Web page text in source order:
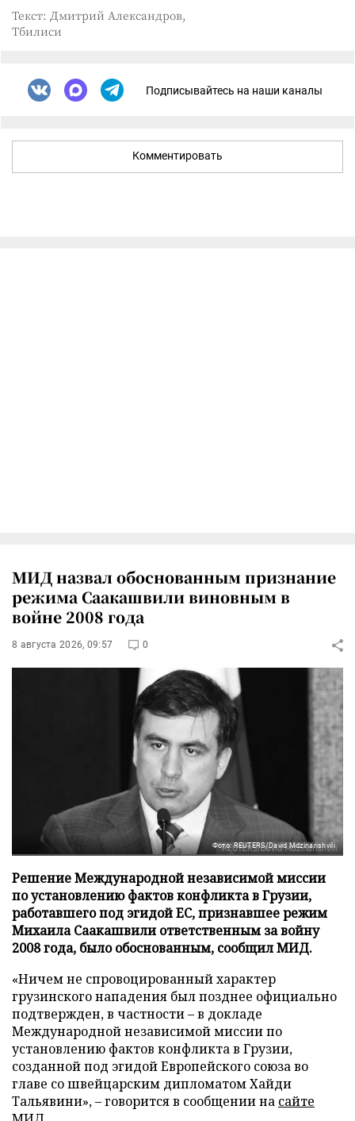
Текст: Дмитрий Александров,
Тбилиси
Подписывайтесь на наши каналы
Комментировать
МИД назвал обоснованным признание
режима Саакашвили виновным в
войне 2008 года
8 августа 2026, 09:57 0
Фото: REUTERS/David Mdzinarishvili
Решение Международной независимой миссии
по установлению фактов конфликта в Грузии,
работавшего под эгидой ЕС, признавшее режим
Михаила Саакашвили ответственным за войну
2008 года, было обоснованным, сообщил МИД.
«Ничем не спровоцированный характер
грузинского нападения был позднее официально
подтвержден, в частности – в докладе
Международной независимой миссии по
установлению фактов конфликта в Грузии,
созданной под эгидой Европейского союза во
главе со швейцарским дипломатом Хайди
Тальявини», – говорится в сообщении на сайте